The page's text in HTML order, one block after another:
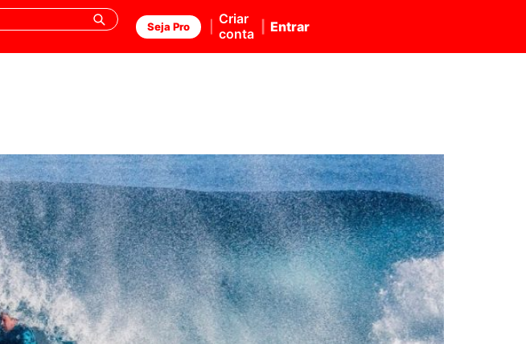
Seja Pro
Criar
conta
Entrar